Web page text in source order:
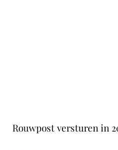
Rouwpost versturen in